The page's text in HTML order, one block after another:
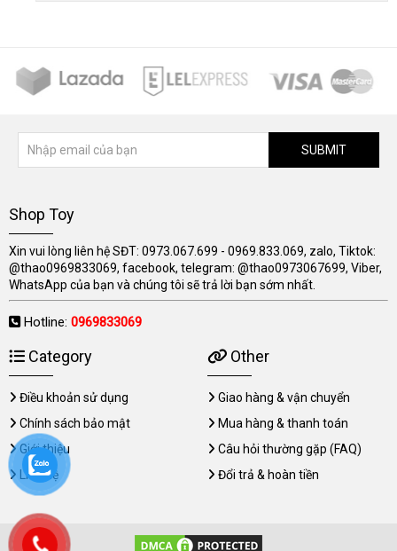
SUBMIT
Shop Toy
Xin vui lòng liên hệ SĐT: 0973.067.699 - 0969.833.069, zalo, Tiktok:
@thao0969833069, facebook, telegram: @thao0973067699, Viber,
WhatsApp của bạn và chúng tôi sẽ trả lời bạn sớm nhất.
Hotline: 0969833069
Category
Điều khoản sử dụng
Chính sách bảo mật
Giới thiệu
Liên hệ
Other
Giao hàng & vận chuyển
Mua hàng & thanh toán
Câu hỏi thường gặp (FAQ)
Đổi trả & hoàn tiền